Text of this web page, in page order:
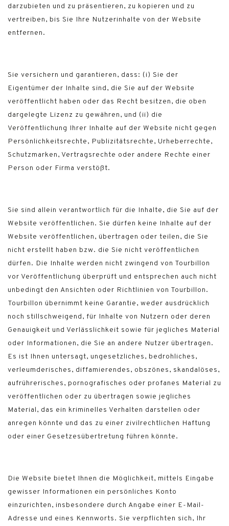
darzubieten und zu präsentieren, zu kopieren und zu
vertreiben, bis Sie Ihre Nutzerinhalte von der Website
entfernen.
Sie versichern und garantieren, dass: (i) Sie der
Eigentümer der Inhalte sind, die Sie auf der Website
veröffentlicht haben oder das Recht besitzen, die oben
dargelegte Lizenz zu gewähren, und (ii) die
Veröffentlichung Ihrer Inhalte auf der Website nicht gegen
Persönlichkeitsrechte, Publizitätsrechte, Urheberrechte,
Schutzmarken, Vertragsrechte oder andere Rechte einer
Person oder Firma verstößt.
Sie sind allein verantwortlich für die Inhalte, die Sie auf der
Website veröffentlichen. Sie dürfen keine Inhalte auf der
Website veröffentlichen, übertragen oder teilen, die Sie
nicht erstellt haben bzw. die Sie nicht veröffentlichen
dürfen. Die Inhalte werden nicht zwingend von Tourbillon
vor Veröffentlichung überprüft und entsprechen auch nicht
unbedingt den Ansichten oder Richtlinien von Tourbillon.
Tourbillon übernimmt keine Garantie, weder ausdrücklich
noch stillschweigend, für Inhalte von Nutzern oder deren
Genauigkeit und Verlässlichkeit sowie für jegliches Material
oder Informationen, die Sie an andere Nutzer übertragen.
Es ist Ihnen untersagt, ungesetzliches, bedrohliches,
verleumderisches, diffamierendes, obszönes, skandalöses,
aufrührerisches, pornografisches oder profanes Material zu
veröffentlichen oder zu übertragen sowie jegliches
Material, das ein kriminelles Verhalten darstellen oder
anregen könnte und das zu einer zivilrechtlichen Haftung
oder einer Gesetzesübertretung führen könnte.
Die Website bietet Ihnen die Möglichkeit, mittels Eingabe
gewisser Informationen ein persönliches Konto
einzurichten, insbesondere durch Angabe einer E-Mail-
Adresse und eines Kennworts. Sie verpflichten sich, Ihr